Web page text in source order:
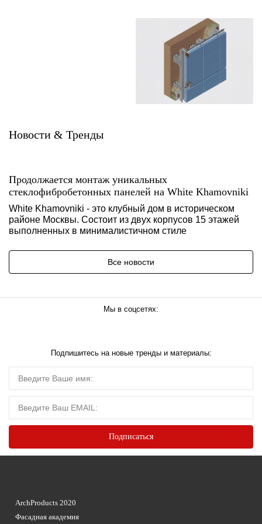
Новости & Тренды
Продолжается монтаж уникальных
стеклофибробетонных панелей на White Khamovniki
White Khamovniki - это клубный дом в историческом
районе Москвы. Состоит из двух корпусов 15 этажей
выполненных в минималистичном стиле
Все новости
Мы в соцсетях:
Подпишитесь на новые тренды и материалы:
ArchProducts 2020
Фасадная академия